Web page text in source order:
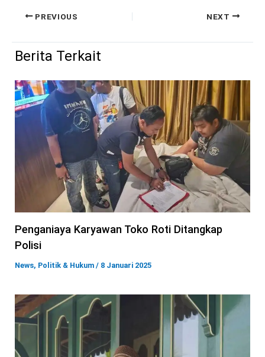
PREVIOUS NEXT
Berita Terkait
Penganiaya Karyawan Toko Roti Ditangkap
Polisi
News, Politik & Hukum / 8 Januari 2025